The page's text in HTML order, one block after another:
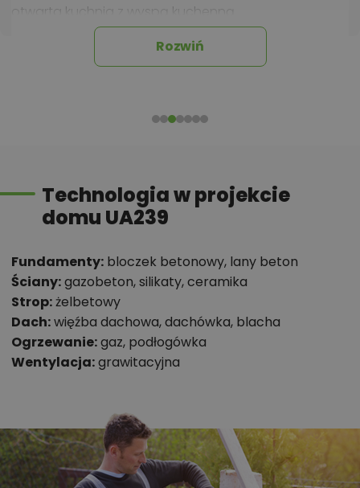
otwarta kuchnia z wyspą kuchenną
masterbedroom
wypoczynku w ciepłe wieczory
Chcesz uzyskać więcej informacji o tym
polecane przez architekta zmiany,
możliwości wprowadzania modyfikacji,
projekty podobne - o zbliżonym układzie lub
parametrach,
optymalizacja kosztów budowy domu według
pomieszczeń, instalacje, materiały?
Rozwiń
Technologia w projekcie
domu UA239
Fundamenty: bloczek betonowy, lany beton
Ściany:gazobeton, silikaty, ceramika
Strop:żelbetowy
Dach:więźba dachowa, dachówka, blacha
Ogrzewanie:gaz, podłogówka
Wentylacja:grawitacyjna